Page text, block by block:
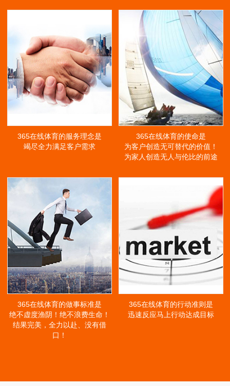
365在线体育的服务理念是
竭尽全力满足客户需求
365在线体育的使命是
为客户创造无可替代的价值！
为家人创造无人与伦比的前途
365在线体育的做事标准是
绝不虚度渔阴！绝不浪费生命！
结果完美，全力以赴、没有借
口！
365在线体育的行动准则是
迅速反应马上行动达成目标